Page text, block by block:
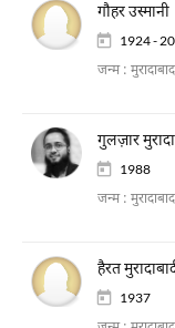
गौहर उस्मानी
1924 -
जन्म : मुरादाबाद
गुलज़ार
1988
जन्म : मुरादाबाद
हैरत
1937